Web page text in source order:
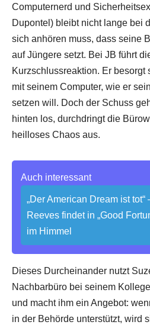
Computernerd und
Dupontel) bleibt nicht lange bei
sich anhören muss, dass seine
auf Jüngere setzt. Bei JB führt
Kurzschlussreaktion. Er besorgt
mit seinem Computer, wie er
setzen will. Doch der Schuss
hinten los, durchdringt die
heilloses Chaos aus.
Auch interessant
„Der American Dream ist tot“
Reeves findet in „Good
im Himmel
Dieses Durcheinander nutzt
Nachbarbüro bei seinem
und macht ihm ein Angebot:
in der Behörde unterstützt, wird